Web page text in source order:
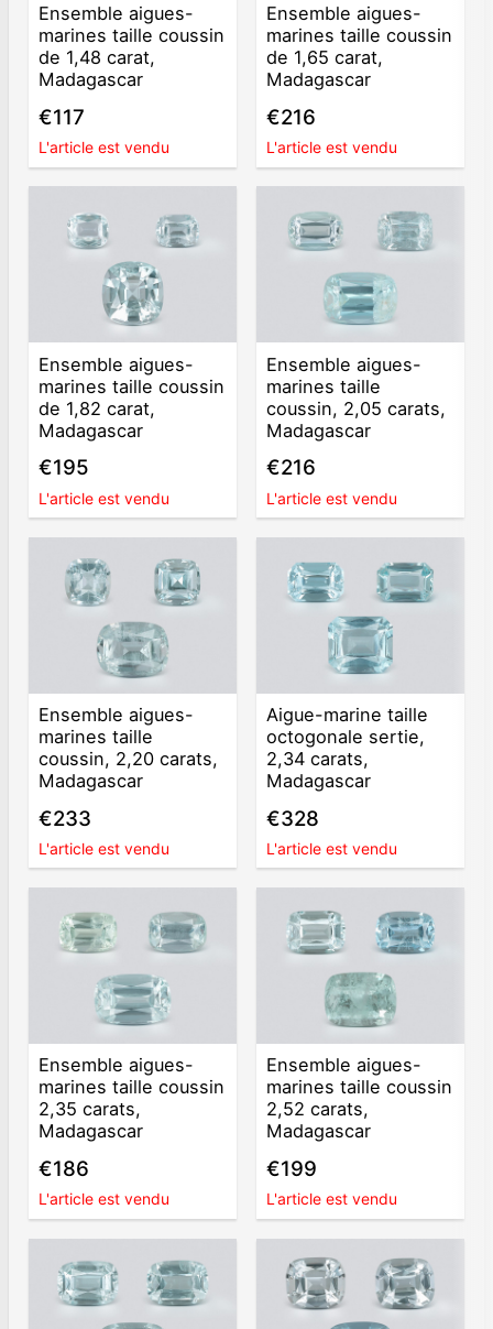
Ensemble aigues-
marines taille coussin
de 1,48 carat,
Madagascar
€117
L'article est vendu
Ensemble aigues-
marines taille coussin
de 1,65 carat,
Madagascar
€216
L'article est vendu
Ensemble aigues-
marines taille coussin
de 1,82 carat,
Madagascar
€195
L'article est vendu
Ensemble aigues-
marines taille
coussin, 2,05 carats,
Madagascar
€216
L'article est vendu
Ensemble aigues-
marines taille
coussin, 2,20 carats,
Madagascar
€233
L'article est vendu
Aigue-marine taille
octogonale sertie,
2,34 carats,
Madagascar
€328
L'article est vendu
Ensemble aigues-
marines taille coussin
2,35 carats,
Madagascar
€186
L'article est vendu
Ensemble aigues-
marines taille coussin
2,52 carats,
Madagascar
€199
L'article est vendu